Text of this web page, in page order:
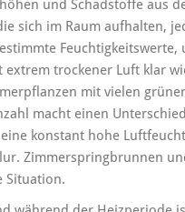
und Schadstoffe aus
sich im Raum aufhalten,
Feuchtigkeitswerte,
trockener Luft klar
mit vielen
macht einen
konstant hohe
Zimmerspringbrunnen
Situation.